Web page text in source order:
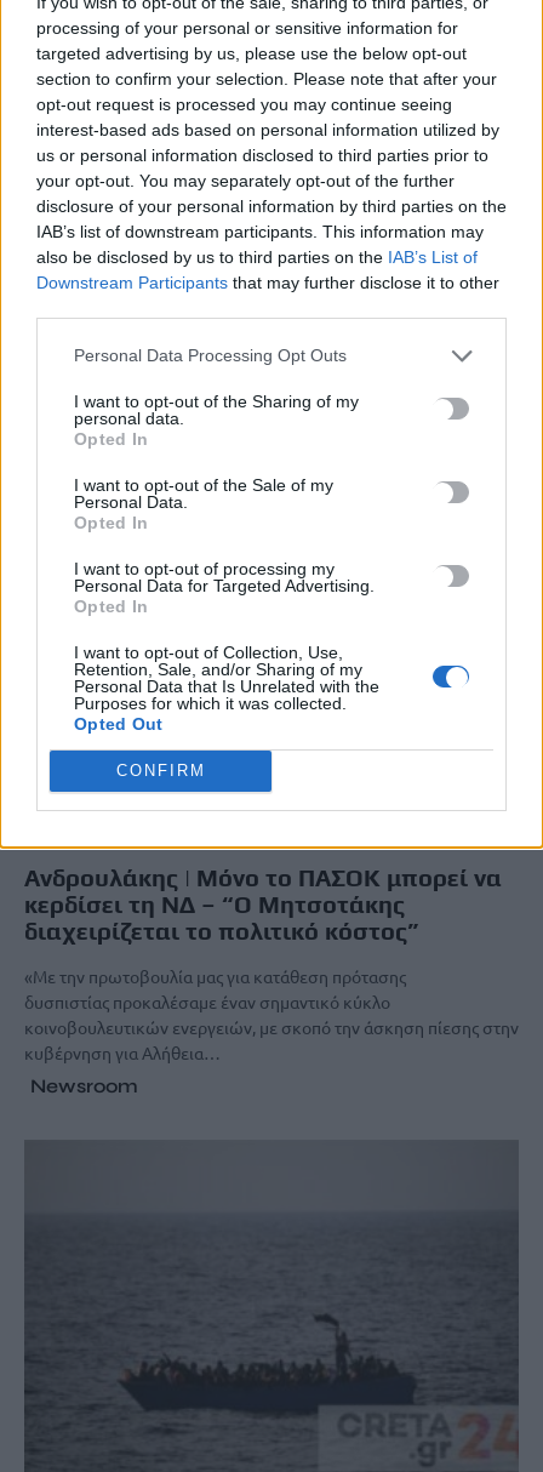
processing of your personal or sensitive information for
targeted advertising by us, please use the below opt-out
section to confirm your selection. Please note that after your
opt-out request is processed you may continue seeing
interest-based ads based on personal information utilized by
us or personal information disclosed to third parties prior to
your opt-out. You may separately opt-out of the further
disclosure of your personal information by third parties on the
IAB’s list of downstream participants. This information may
also be disclosed by us to third parties on the IAB’s List of
Downstream Participants that may further disclose it to other
Personal Data Processing Opt Outs
I want to opt-out of the Sharing of my
personal data.
Opted In
I want to opt-out of the Sale of my
Personal Data.
Opted In
I want to opt-out of processing my
Personal Data for Targeted Advertising.
Opted In
I want to opt-out of Collection, Use,
Retention, Sale, and/or Sharing of my
Personal Data that Is Unrelated with the
Purposes for which it was collected.
Opted Out
CONFIRM
Μυστράς: «Γιατί έβαλε τον πατέρα του στην κατάψυξη» – Το
μακάβριο σχέδιο που εξετάζουν οι Αρχές
8 Αυγούστου, 2026
TRENDING
#ΠΑΖΑΡΙ ΤΟΥΡΙΣΜΟΣ ΓΙΑ ΟΛΟΥΣ #ΦΑΡΑΓΓΙ # ΜΕΣΙ
Ανδρουλάκης | Μόνο το ΠΑΣΟΚ μπορεί να
κερδίσει τη ΝΔ – “Ο Μητσοτάκης
διαχειρίζεται το πολιτικό κόστος”
«Με την πρωτοβουλία μας για κατάθεση πρότασης
δυσπιστίας προκαλέσαμε έναν σημαντικό κύκλο
κοινοβουλευτικών ενεργειών, με σκοπό την άσκηση πίεσης στην
κυβέρνηση για Αλήθεια…
Newsroom